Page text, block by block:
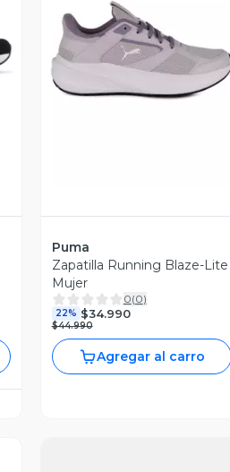
Vista Previa
Puma
Zapatilla Running Blaze-Lite
Mujer
0(0)
22% $34.990
$44.990
Agregar al carro